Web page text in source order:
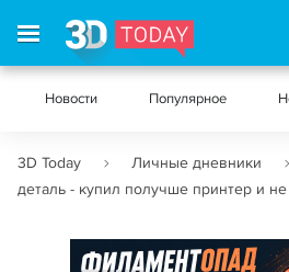
Новости Популярное
3D Today Личные дневники
деталь - купил получше принтер и не